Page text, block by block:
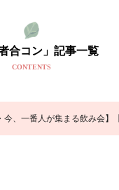
合コン」記事一覧
CONTENTS
今、一番人が集まる飲み会